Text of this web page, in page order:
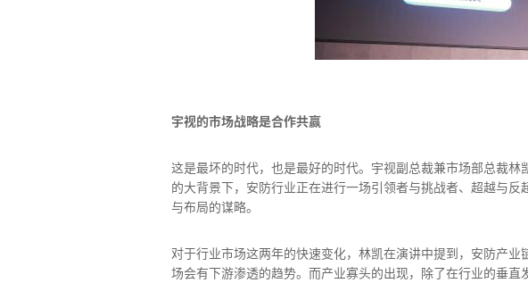
宇视的市场战略是合作共赢
这是最坏的时代，也是最好的时代。宇视副总裁兼市场部总裁
的大背景下，安防行业正在进行一场引领者与挑战者、超越与
与布局的谋略。
对于行业市场这两年的快速变化，林凯在演讲中提到，安防产
场会有下游渗透的趋势。而产业寡头的出现，除了在行业的垂直